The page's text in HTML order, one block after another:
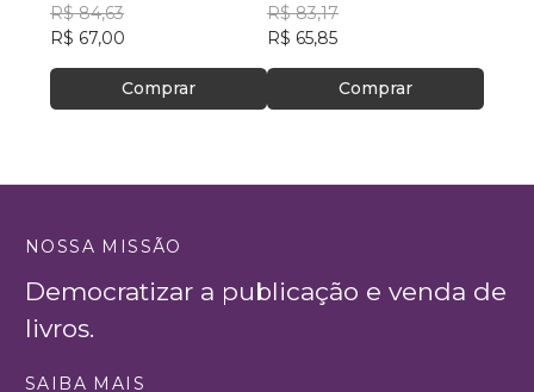
R$ 84,63
R$ 67,00
Comprar
R$ 83,17
R$ 65,85
Comprar
NOSSA MISSÃO
Democratizar a publicação e venda de
livros.
SAIBA MAIS